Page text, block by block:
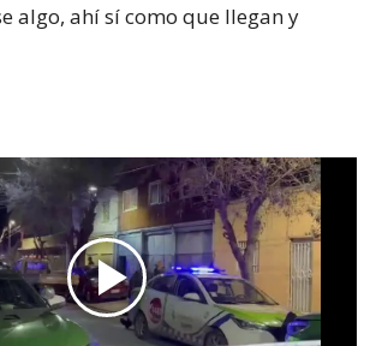
algo, ahí sí como que llegan y